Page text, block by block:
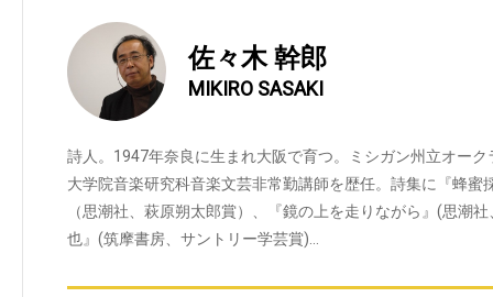
佐々木 幹郎
MIKIRO SASAKI
詩人。1947年奈良に生まれ大阪で育つ。ミシガン州立オー
大学院音楽研究科音楽文芸非常勤講師を歴任。詩集に『蜂
（思潮社、萩原朔太郎賞）、『鏡の上を走りながら』(思潮
也』(筑摩書房、サントリー学芸賞)…